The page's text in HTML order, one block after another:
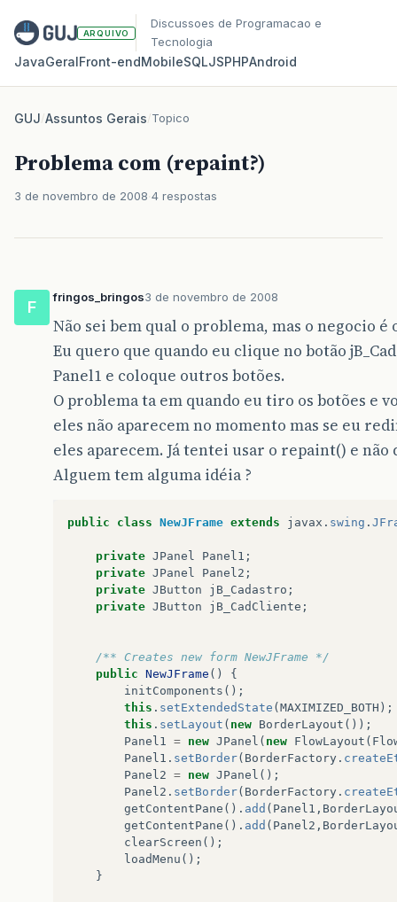
ARQUIVO
Discussoes de Programacao e
Tecnologia
JavaGeralFront‑endMobileSQLJSPHPAndroid
GUJ/Assuntos Gerais/Topico
Problema com (repaint?)
3 de novembro de 2008 4 respostas
F
fringos_bringos3 de novembro de 2008
Não sei bem qual o problema, mas o negocio é
Eu quero que quando eu clique no botão
Panel1 e coloque outros botões.
O problema ta em quando eu tiro os botões e
eles não aparecem no momento mas se eu
eles aparecem. Já tentei usar o repaint() e não
Alguem tem alguma idéia ?
public class NewJFrame extends javax . swing .
private JPanel Panel1 ;
private JPanel Panel2 ;
private JButton jB_Cadastro ;
private JButton jB_CadCliente ;
/** Creates new form NewJFrame */
public NewJFrame ()
{
initComponents ();
this . setExtendedState ( MAXIMIZED_BOTH );
this . setLayout ( new BorderLayout ());
Panel1 = new JPanel ( new FlowLayout (
Panel1 . setBorder( BorderFactory .
Panel2 = new JPanel ();
Panel2 . setBorder( BorderFactory .
getContentPane (). add ( Panel1 ,
getContentPane (). add ( Panel2 ,
clearScreen ();
loadMenu ();
}